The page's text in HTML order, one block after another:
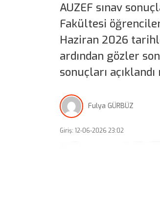
AUZEF sınav
Fakültesi
Haziran 2026
ardından gözler
sonuçları
Fulya GÜRBÜZ
Giriş: 12-06-2026 23:02